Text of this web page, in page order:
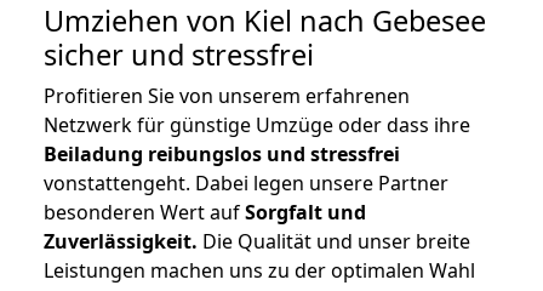
Umziehen von Kiel nach Gebesee
sicher und stressfrei
Profitieren Sie von unserem erfahrenen
Netzwerk für günstige Umzüge oder dass ihre
Beiladung reibungslos und stressfrei
vonstattengeht. Dabei legen unsere Partner
besonderen Wert aufSorgfalt und
Zuverlässigkeit. Die Qualität und unser breite
Leistungen machen uns zu der optimalen Wahl